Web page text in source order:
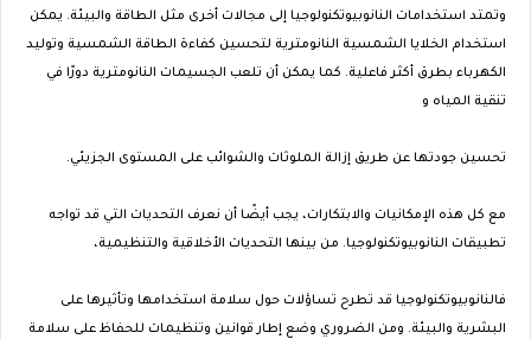
وتمتد استخدامات النانوبيوتكنولوجيا إلى مجالات أخرى مثل الطاقة والبيئة. يمكن
استخدام الخلايا الشمسية النانومترية لتحسين كفاءة الطاقة الشمسية وتوليد
الكهرباء بطرق أكثر فاعلية. كما يمكن أن تلعب الجسيمات النانومترية دورًا في
تنقية المياه و
تحسين جودتها عن طريق إزالة الملوثات والشوائب على المستوى الجزيئي.
مع كل هذه الإمكانيات والابتكارات، يجب أيضًا أن نعرف التحديات التي قد تواجه
تطبيقات النانوبيوتكنولوجيا. من بينها التحديات الأخلاقية والتنظيمية،
فالنانوبيوتكنولوجيا قد تطرح تساؤلات حول سلامة استخدامها وتأثيرها على
البشرية والبيئة. ومن الضروري وضع إطار قوانين وتنظيمات للحفاظ على سلامة